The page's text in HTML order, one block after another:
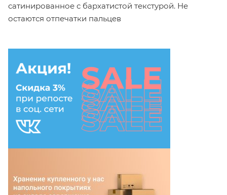
сатинированное с бархатистой текстурой. Не
остаются отпечатки пальцев